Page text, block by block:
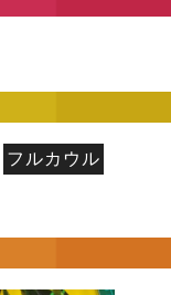
フルカウル